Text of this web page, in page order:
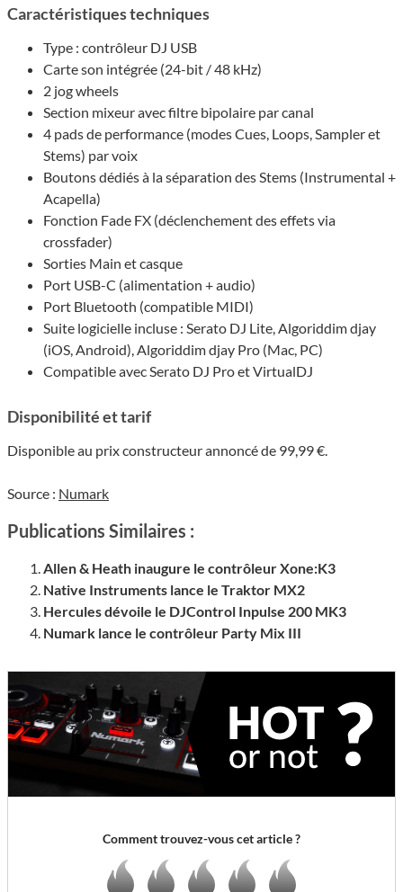
Caractéristiques techniques
Type : contrôleur DJ USB
Carte son intégrée (24-bit / 48 kHz)
2 jog wheels
Section mixeur avec filtre bipolaire par canal
4 pads de performance (modes Cues, Loops, Sampler et
Stems) par voix
Boutons dédiés à la séparation des Stems (Instrumental +
Acapella)
Fonction Fade FX (déclenchement des effets via
crossfader)
Sorties Main et casque
Port USB-C (alimentation + audio)
Port Bluetooth (compatible MIDI)
Suite logicielle incluse : Serato DJ Lite, Algoriddim djay
(iOS, Android), Algoriddim djay Pro (Mac, PC)
Compatible avec Serato DJ Pro et VirtualDJ
Disponibilité et tarif
Disponible au prix constructeur annoncé de 99,99 €.
Source : Numark
Publications Similaires :
Allen & Heath inaugure le contrôleur Xone:K3
Native Instruments lance le Traktor MX2
Hercules dévoile le DJControl Inpulse 200 MK3
Numark lance le contrôleur Party Mix III
Comment trouvez-vous cet article ?